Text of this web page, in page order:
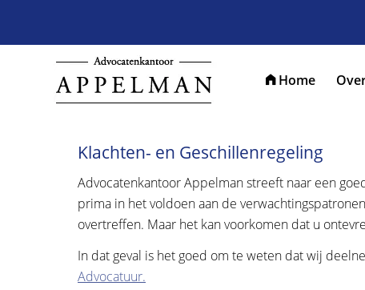
Home
Klachten- en Geschillenregeling
Advocatenkantoor Appelman streeft naar een
prima in het voldoen aan de
overtreffen. Maar het kan voorkomen dat u
In dat geval is het goed om te weten dat wij
Advocatuur.